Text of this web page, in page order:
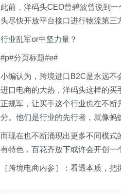
此前，洋码头CEO曾碧波曾说到
头尽快开放平台接口进行物流第三
行业乱军or中坚力量？
#p#分页标题#e#
小编认为，跨境进口B2C是永远不
进口电商的大热，洋码头这样的
正规军，让买手这个行业也在不
分。他们是行业的先行者，就像蚂
而现在也不断涌现出更多不同模
有特色，百花齐放下或许会开创一
［跨境电商内参］：看透本质，